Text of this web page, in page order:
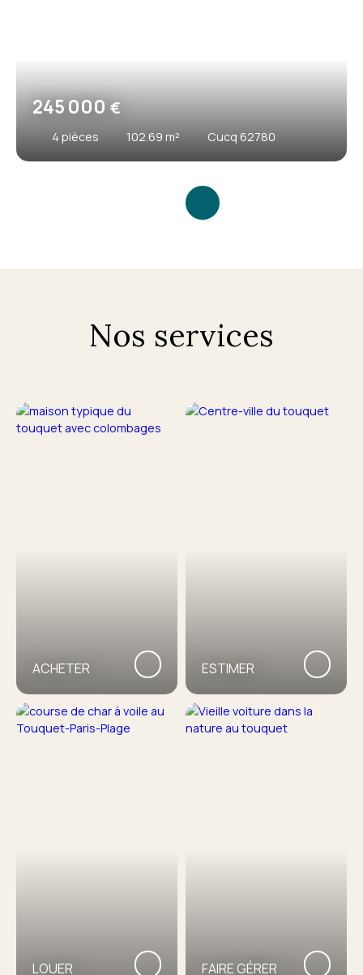
245 000€
4 pièces 102.69 m² Cucq 62780
Nos services
ACHETER ESTIMER
LOUER FAIRE GÉRER